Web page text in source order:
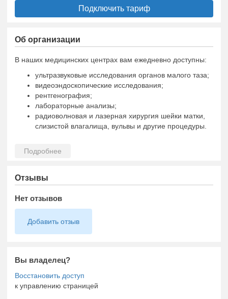
Подключить тариф
Об организации
В наших медицинских центрах вам ежедневно доступны:
ультразвуковые исследования органов малого таза;
видеоэндоскопические исследования;
рентгенография;
лабораторные анализы;
радиоволновая и лазерная хирургия шейки матки,
слизистой влагалища, вульвы и другие процедуры.
Отзывы
Нет отзывов
Добавить отзыв
Вы владелец?
к управлению страницей